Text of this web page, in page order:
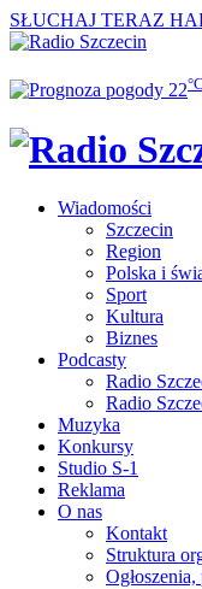
SŁUCHAJ TERAZ
22°C
Wiadomości
Szczecin
Region
Polska i
Sport
Kultura
Biznes
Podcasty
Radio
Radio
Muzyka
Konkursy
Studio S-1
Reklama
O nas
Kontakt
Struktura